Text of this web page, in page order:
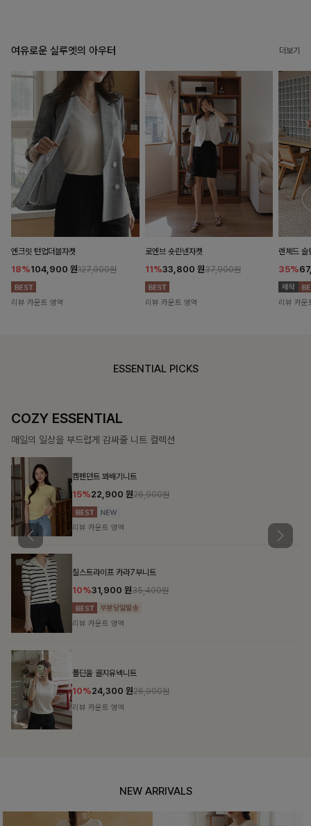
여유로운 실루엣의 아우터 더보기
엔크릿 턴업더블자켓
18%104,900 원127,900원
리뷰 카운트 영역
로엔브 숏린넨자켓
11%33,800 원37,900원
리뷰 카운트 영역
렌체드
35%
리뷰 카운
ESSENTIAL PICKS
COZY ESSENTIAL
매일의 일상을 부드럽게 감싸줄 니트 컬렉션
켐펜던트 꽈배기니트
15%22,900 원26,900원
리뷰 카운트 영역
칠스트라이프 카라7부니트
10%31,900 원35,400원
리뷰 카운트 영역
폴딘울 골지유넥니트
10%24,300 원26,900원
리뷰 카운트 영역
NEW ARRIVALS